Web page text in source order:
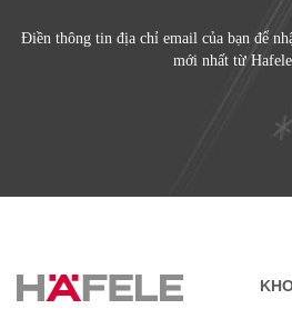
Điền thông tin địa chỉ email của bạn để
mới nhất từ